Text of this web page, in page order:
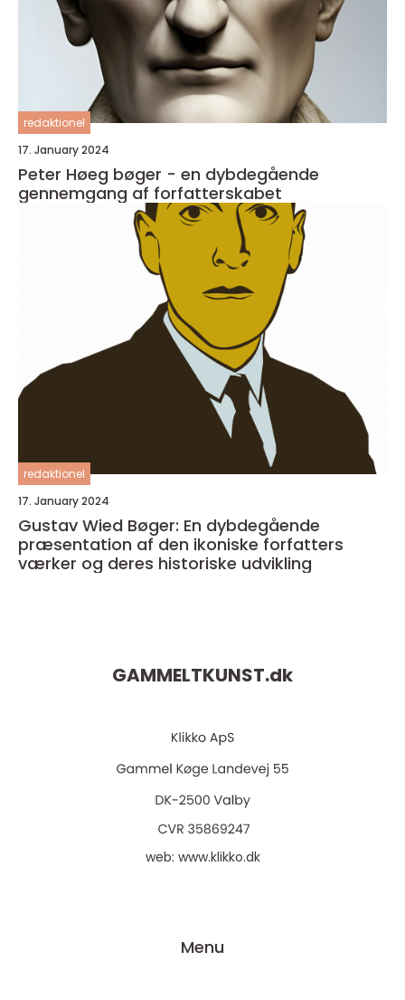
redaktionel
17. January 2024
Peter Høeg bøger - en dybdegående
gennemgang af forfatterskabet
redaktionel
17. January 2024
Gustav Wied Bøger: En dybdegående
præsentation af den ikoniske forfatters
værker og deres historiske udvikling
GAMMELTKUNST.dk
web: www.klikko.dk
Menu